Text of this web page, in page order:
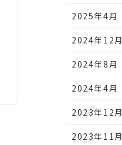
2025年4月
2024年12月
2024年8月
2024年4月
2023年12月
2023年11月